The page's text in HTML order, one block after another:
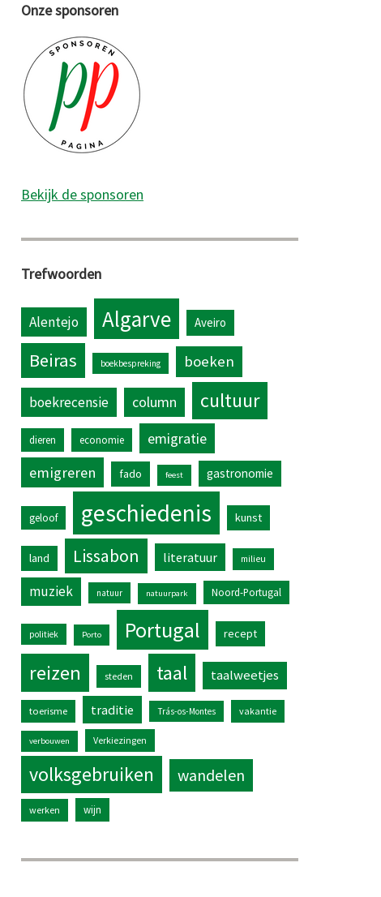
Onze sponsoren
Bekijk de sponsoren
Trefwoorden
Alentejo Algarve Aveiro
Beiras boekbespreking boeken
boekrecensie column cultuur
dieren economie
emigratie
emigreren
fado feest gastronomie
geloof geschiedenis kunst
land Lissabon literatuur milieu
muziek natuur natuurpark Noord-Portugal
politiek Porto Portugal recept
reizen steden taal taalweetjes
toerisme traditie Trás-os-Montes vakantie
verbouwen Verkiezingen
volksgebruiken wandelen
werken wijn